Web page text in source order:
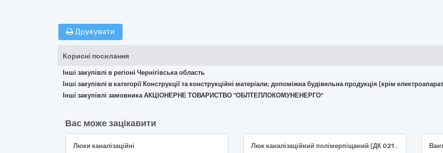
Друкувати
Корисні посилання
Інші закупівлі в регіоні Чернігівська область
Інші закупівлі в категорії Конструкції та конструкційні матеріали; допоміжна будівельна продукція (крім
Інші закупівлі замовника АКЦІОНЕРНЕ ТОВАРИСТВО "ОБЛТЕПЛОКОМУНЕНЕРГО"
Вас може зацікавити
Люки каналізаційні
Люк каналізаційний полімерпіщаний (ДК 021:2015 – 44420000-0 - Будівельні товари)